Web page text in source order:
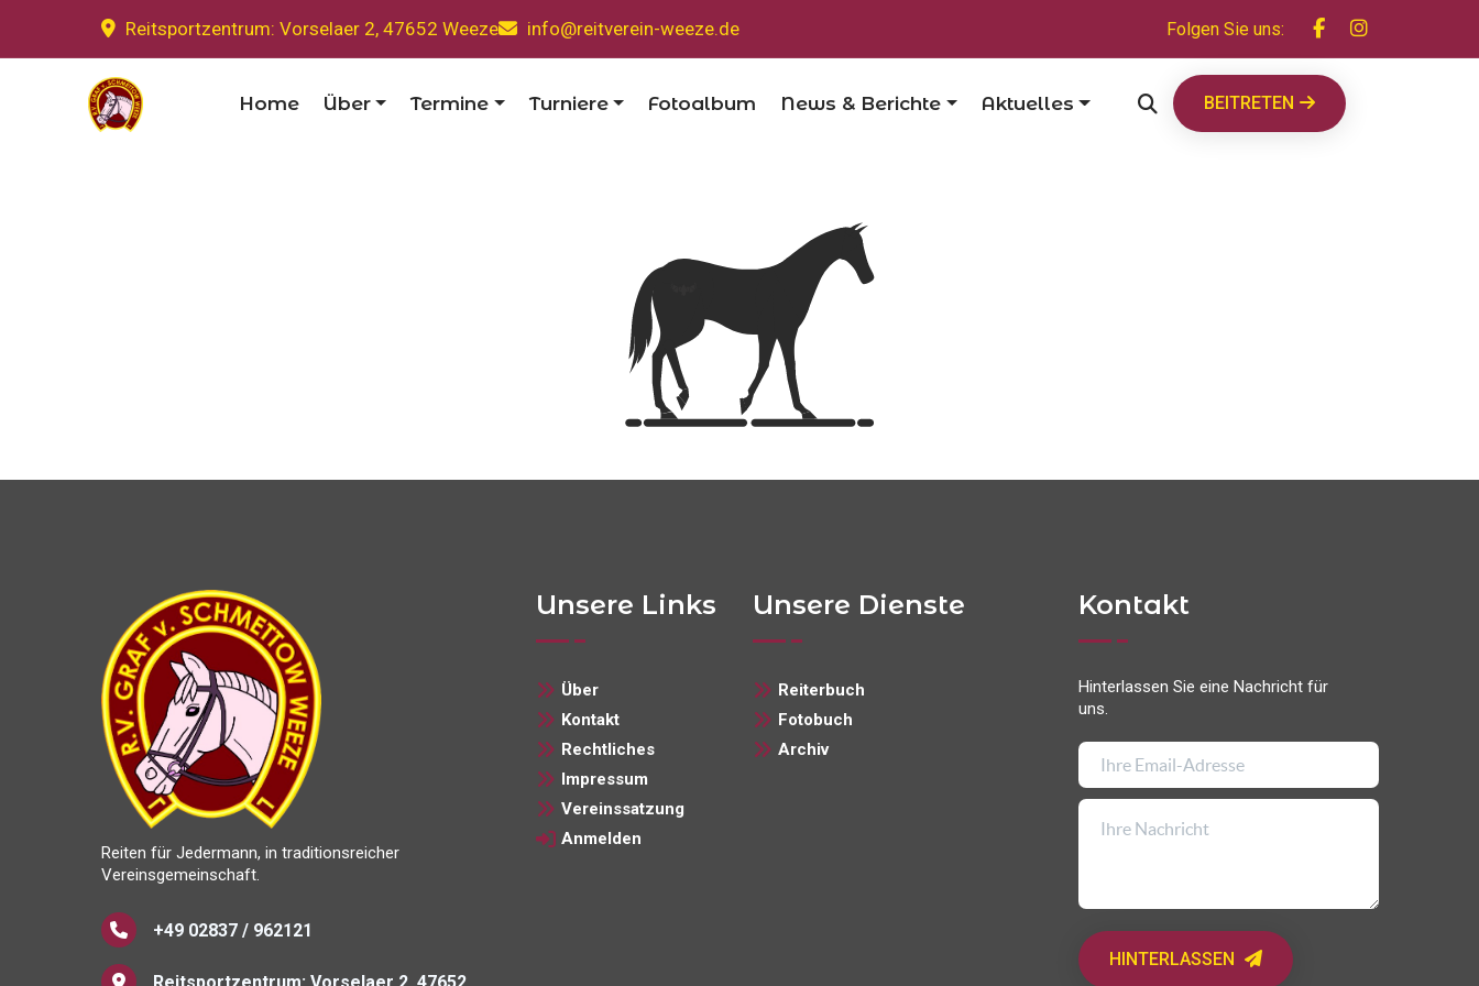
Reitsportzentrum: Vorselaer 2, 47652 Weeze info@reitverein-weeze.de Folgen Sie uns:
Home Über Termine Turniere Fotoalbum News & Berichte Aktuelles BEITRETEN
Reiten für Jedermann, in traditionsreicher
Vereinsgemeinschaft.
+49 02837 / 962121
Unsere Links
Über
Kontakt
Rechtliches
Impressum
Vereinssatzung
Anmelden
Unsere Dienste
Reiterbuch
Fotobuch
Archiv
Kontakt
Hinterlassen Sie eine Nachricht für
uns.
HINTERLASSEN